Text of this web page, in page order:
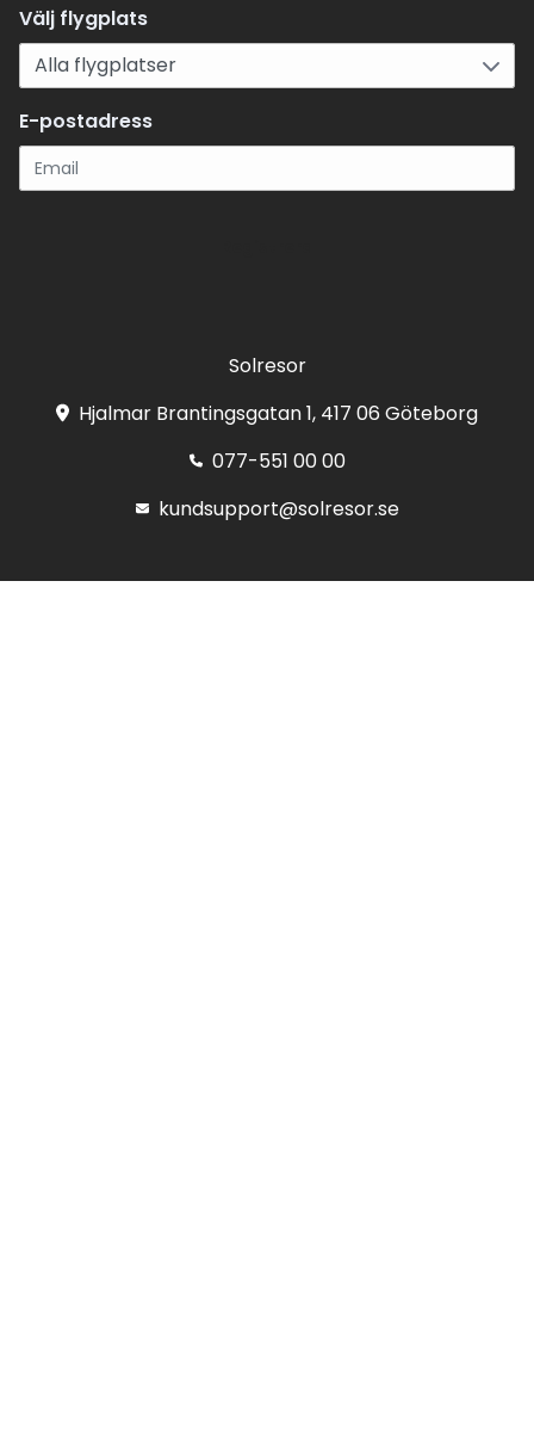
Välj flygplats
E-postadress
Solresor
Hjalmar Brantingsgatan 1, 417 06 Göteborg
077-551 00 00
kundsupport@solresor.se